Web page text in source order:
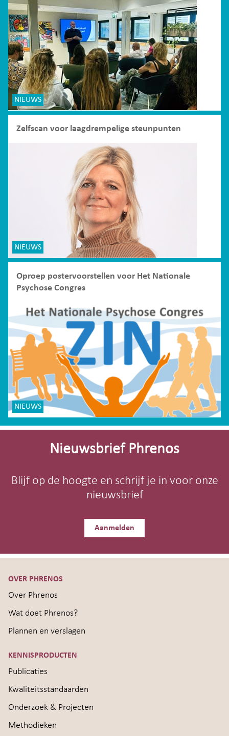
NIEUWS
Zelfscan voor laagdrempelige steunpunten
NIEUWS
Oproep postervoorstellen voor Het Nationale
Psychose Congres
NIEUWS
Site-
Nieuwsbrief Phrenos
Blijf op de hoogte en schrijf je in voor onze
nieuwsbrief
Aanmelden
OVER PHRENOS
Over Phrenos
Wat doet Phrenos?
Plannen en verslagen
KENNISPRODUCTEN
Publicaties
Kwaliteitsstandaarden
Onderzoek & Projecten
Methodieken